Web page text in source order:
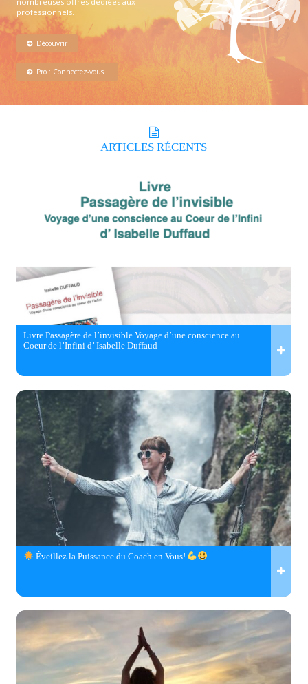
professionnels.
Découvrir
Pro : Connectez-vous !
ARTICLES RÉCENTS
Livre Passagère de l’invisible Voyage d’une conscience au
Coeur de l’Infini d’ Isabelle Duffaud
Éveillez la Puissance du Coach en Vous!